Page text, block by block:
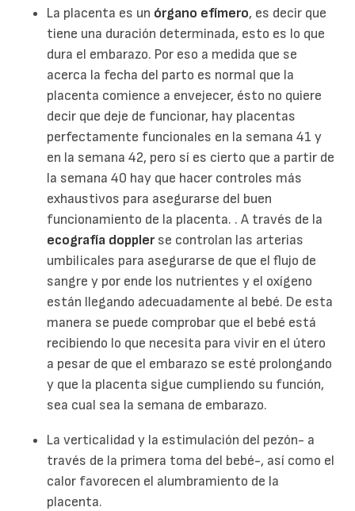
La placenta es un órgano efímero, es decir que
tiene una duración determinada, esto es lo que
dura el embarazo. Por eso a medida que se
acerca la fecha del parto es normal que la
placenta comience a envejecer, ésto no quiere
decir que deje de funcionar, hay placentas
perfectamente funcionales en la semana 41 y
en la semana 42, pero sí es cierto que a partir de
la semana 40 hay que hacer controles más
exhaustivos para asegurarse del buen
funcionamiento de la placenta. . A través de la
ecografía doppler se controlan las arterias
umbilicales para asegurarse de que el flujo de
sangre y por ende los nutrientes y el oxígeno
están llegando adecuadamente al bebé. De esta
manera se puede comprobar que el bebé está
recibiendo lo que necesita para vivir en el útero
a pesar de que el embarazo se esté prolongando
y que la placenta sigue cumpliendo su función,
sea cual sea la semana de embarazo.
La verticalidad y la estimulación del pezón- a
través de la primera toma del bebé-, así como el
calor favorecen el alumbramiento de la
placenta.